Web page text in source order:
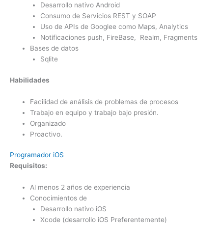
Desarrollo nativo Android
Consumo de Servicios REST y SOAP
Uso de APIs de Googlee como Maps, Analytics
Notificaciones push, FireBase, Realm, Fragments
Bases de datos
Sqlite
Habilidades
Facilidad de análisis de problemas de procesos
Trabajo en equipo y trabajo bajo presión.
Organizado
Proactivo.
Programador iOS
Requisitos:
Al menos 2 años de experiencia
Conocimientos de
Desarrollo nativo iOS
Xcode (desarrollo iOS Preferentemente)